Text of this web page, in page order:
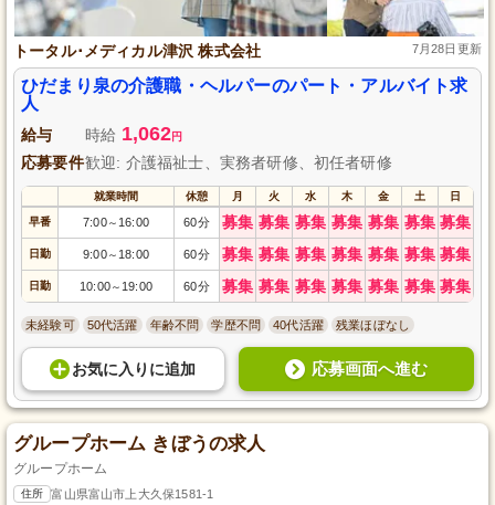
トータル･メディカル津沢 株式会社 7月28日更新
ひだまり泉の介護職・ヘルパーのパート・アルバイト求
人
給与 時給 1,062円
応募要件歓迎: 介護福祉士、実務者研修、初任者研修
就業時間 休憩 月 火 水 木 金 土 日
早番 7:00～ 16:00 60分 募集 募集 募集 募集 募集 募集 募集
日勤 9:00～ 18:00 60分 募集 募集 募集 募集 募集 募集 募集
日勤 10:00～ 19:00 60分 募集 募集 募集 募集 募集 募集 募集
未経験可 50代活躍 年齢不問 学歴不問 40代活躍 残業ほぼなし
お気に入り に追加 応募画面へ進む
グループホーム きぼうの求人
グループホーム
住所 富山県富山市上大久保1581-1